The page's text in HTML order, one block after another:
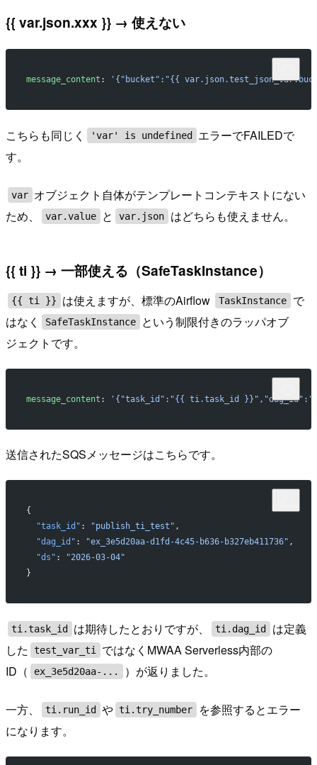
{{ var.json.xxx }} → 使えない
message_content : '{"bucket":"{{
こちらも同じく 'var' is undefined
エラーでFAILEDで
す。
var オブジェクト自体がテンプレートコンテキストにない
ため、
var.value と var.json はどちらも使えません。
{{ ti }} → 一部使える（SafeTaskInstance）
{{ ti }} は使えますが、標準のAirflow TaskInstance
で
はなく
SafeTaskInstance
という制限付きのラッパオブ
ジェクトです。
message_content : '{"task_id":"{{ ti.task_id
送信されたSQSメッセージはこちらです。
{
  "task_id"
: "publish_ti_test" ,
  "dag_id"
: "ex_3e5d20aa-d1fd-4c45-b636-b327eb411736" ,
  "ds"
:
"2026-03-04"
}
ti.task_id は期待したとおりですが、 ti.dag_id
は定義
した
test_var_ti
ではなくMWAA Serverless内部の
ID（
ex_3e5d20aa-... ）が返りました。
一方、 ti.run_id や ti.try_number
を参照するとエラー
になります。